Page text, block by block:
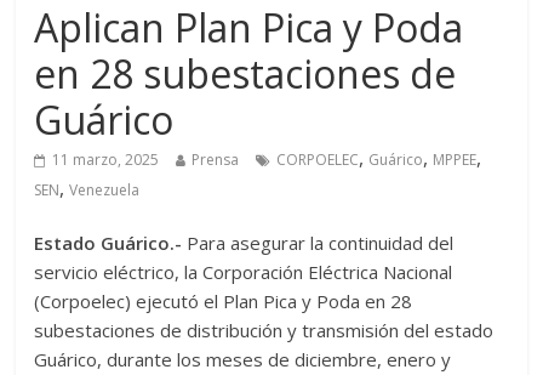
Aplican Plan Pica y Poda
en 28 subestaciones de
Guárico
11 marzo, 2025 Prensa CORPOELEC, Guárico, MPPEE,
SEN,Venezuela
Estado Guárico.- Para asegurar la continuidad del
servicio eléctrico, la Corporación Eléctrica Nacional
(Corpoelec) ejecutó el Plan Pica y Poda en 28
subestaciones de distribución y transmisión del estado
Guárico, durante los meses de diciembre, enero y